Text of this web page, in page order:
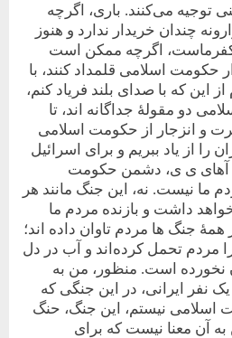
توجیه می‌کنند. باری، اگرچه
چندان خریدار ندارد و هنوز
اگرچه ممکن است
حکومت اسلامی قلمداد کنند، با
این که با صدای بلند فریاد کنم،
دو مقولۀ جداگانه اند، تا
و انزجار از حکومت اسلامی
را از یاد ببریم و برای اسرائیل
آهای ی ی، دشمن حکومت
ما نیست. نه، این جنگ مانند هر
داشت و بازنده مردم ما
جنگ ها مردم تاوان داده اند؛
مردم تحمل کرده‌اند و آب در دل
نخورده است. منظور، من به
نفر ایرانی، در این جنگی که
اسلامی نیستم، این جنگ، حنگ
آن معنا نیست که برای